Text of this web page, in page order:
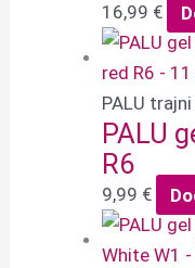
16,99 €
PALU
PALU
R6
9,99 €